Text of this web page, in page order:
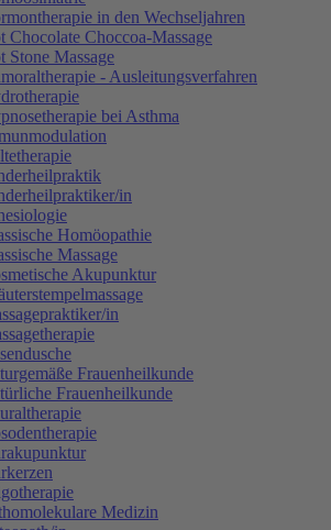
in den Wechseljahren
Chocolate Choccoa-Massage
Stone Massage
- Ausleitungsverfahren
bei Asthma
in
Homöopathie
Massage
Akupunktur
in
Frauenheilkunde
Frauenheilkunde
Medizin